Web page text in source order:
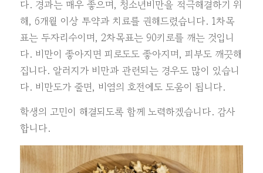
다. 경과는 매우 좋으며, 청소년비만을 적극해결하기 위
해, 6개월 이상 투약과 치료를 권해드렸습니다. 1차목
표는 두자리수이며, 2차목표는 90키로를 깨는 것입니
다. 비만이 좋아지면 피로도도 좋아지며, 피부도 깨끗해
집니다. 알러지가 비만과 관련되는 경우도 많이 있습니
다. 비만도가 줄면, 비염의 호전에도 도움이 됩니다.
학생의 고민이 해결되도록 함께 노력하겠습니다. 감사
합니다.